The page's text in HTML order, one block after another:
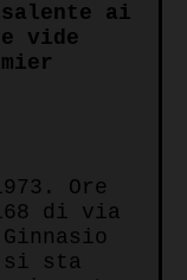
ai
vide
Ore
di via
si sta